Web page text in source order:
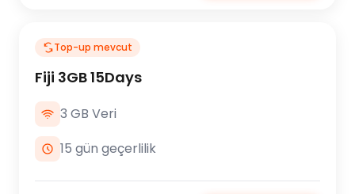
Top-up mevcut
Fiji 3GB 15Days
3 GB Veri
15 gün geçerlilik